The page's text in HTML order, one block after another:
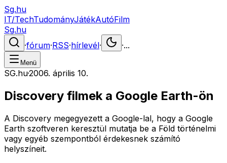
Sg.hu
IT/TechTudományJátékAutóFilm
Sg.hu
·fórum·RSS·hírlevél· ·...
Menü
SG.hu·2006. április 10.
Discovery filmek a Google Earth-ön
A Discovery megegyezett a Google-lal, hogy a Google
Earth szoftveren keresztül mutatja be a Föld történelmi
vagy egyéb szempontból érdekesnek számító
helyszíneit.